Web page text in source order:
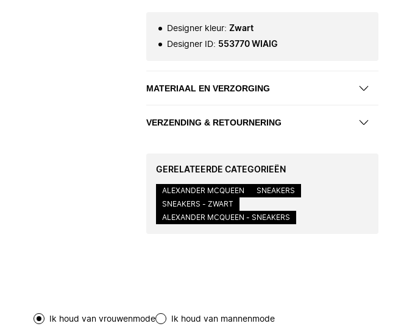
Designer kleur: Zwart
Designer ID: 553770 WIAIG
MATERIAAL EN VERZORGING
VERZENDING & RETOURNERING
GERELATEERDE CATEGORIEËN
ALEXANDER MCQUEEN
SNEAKERS
SNEAKERS - ZWART
ALEXANDER MCQUEEN - SNEAKERS
Ik houd van vrouwenmode Ik houd van mannenmode